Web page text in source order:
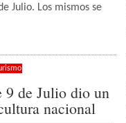
Julio. Los mismos se
9 de Julio dio un
nacional